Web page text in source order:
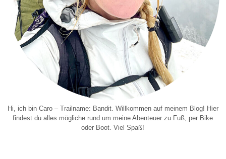
Hi, ich bin Caro – Trailname: Bandit. Willkommen auf meinem Blog! Hier
findest du alles mögliche rund um meine Abenteuer zu Fuß, per Bike
oder Boot. Viel Spaß!